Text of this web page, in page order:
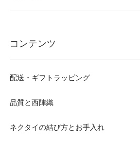
コンテンツ
配送・ギフトラッピング
品質と西陣織
ネクタイの結び方とお手入れ